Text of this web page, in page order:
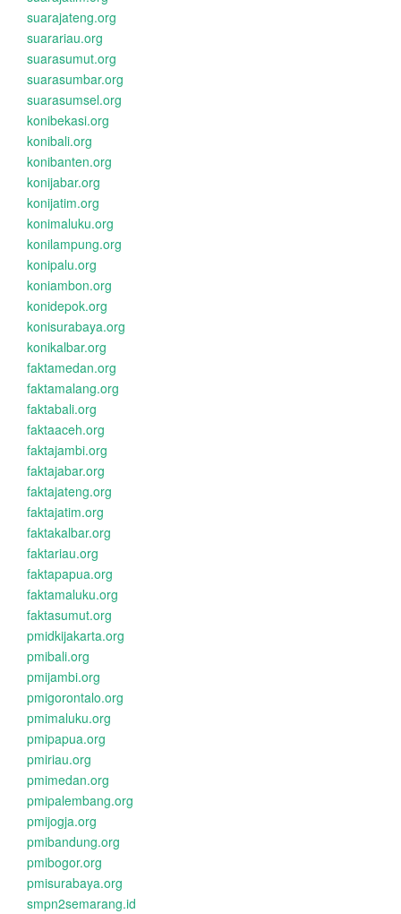
suarajateng.org
suarariau.org
suarasumut.org
suarasumbar.org
suarasumsel.org
konibekasi.org
konibali.org
konibanten.org
konijabar.org
konijatim.org
konimaluku.org
konilampung.org
konipalu.org
koniambon.org
konidepok.org
konisurabaya.org
konikalbar.org
faktamedan.org
faktamalang.org
faktabali.org
faktaaceh.org
faktajambi.org
faktajabar.org
faktajateng.org
faktajatim.org
faktakalbar.org
faktariau.org
faktapapua.org
faktamaluku.org
faktasumut.org
pmidkijakarta.org
pmibali.org
pmijambi.org
pmigorontalo.org
pmimaluku.org
pmipapua.org
pmiriau.org
pmimedan.org
pmipalembang.org
pmijogja.org
pmibandung.org
pmibogor.org
pmisurabaya.org
smpn2semarang.id